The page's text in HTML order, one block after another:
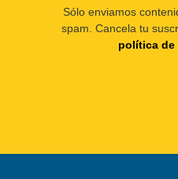
Sólo enviamos
spam. Cancela tu
política de